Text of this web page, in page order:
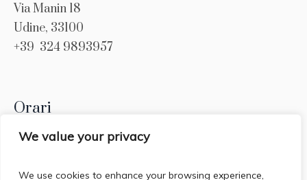
We value your privacy
We use cookies to enhance your browsing experience,
Via Manin 18
Udine, 33100
+39 324 9893957
Orari
Lunedi : 16.30 – 18.30